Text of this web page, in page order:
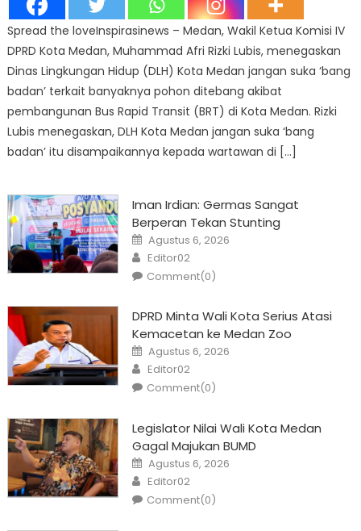
Spread the loveInspirasinews – Medan, Wakil Ketua Komisi IV
DPRD Kota Medan, Muhammad Afri Rizki Lubis, menegaskan
Dinas Lingkungan Hidup (DLH) Kota Medan jangan suka ‘bang
badan’ terkait banyaknya pohon ditebang akibat
pembangunan Bus Rapid Transit (BRT) di Kota Medan. Rizki
Lubis menegaskan, DLH Kota Medan jangan suka ‘bang
badan’ itu disampaikannya kepada wartawan di […]
Iman Irdian: Germas Sangat
Berperan Tekan Stunting
Posted
on
Agustus 6, 2026
Author
Editor02
Comment(0)
DPRD Minta Wali Kota Serius Atasi
Kemacetan ke Medan Zoo
Posted
on
Agustus 6, 2026
Author
Editor02
Comment(0)
Legislator Nilai Wali Kota Medan
Gagal Majukan BUMD
Posted
on
Agustus 6, 2026
Author
Editor02
Comment(0)